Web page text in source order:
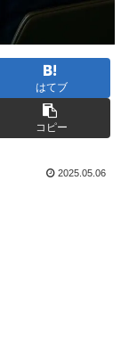
はてブ
コピー
2025.05.06